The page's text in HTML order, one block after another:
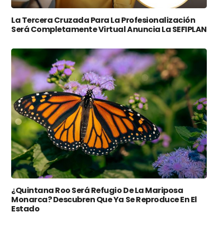
La Tercera Cruzada Para La Profesionalización
Será Completamente Virtual Anuncia La SEFIPLAN
¿Quintana Roo Será Refugio De La Mariposa
Monarca? Descubren Que Ya Se Reproduce En El
Estado